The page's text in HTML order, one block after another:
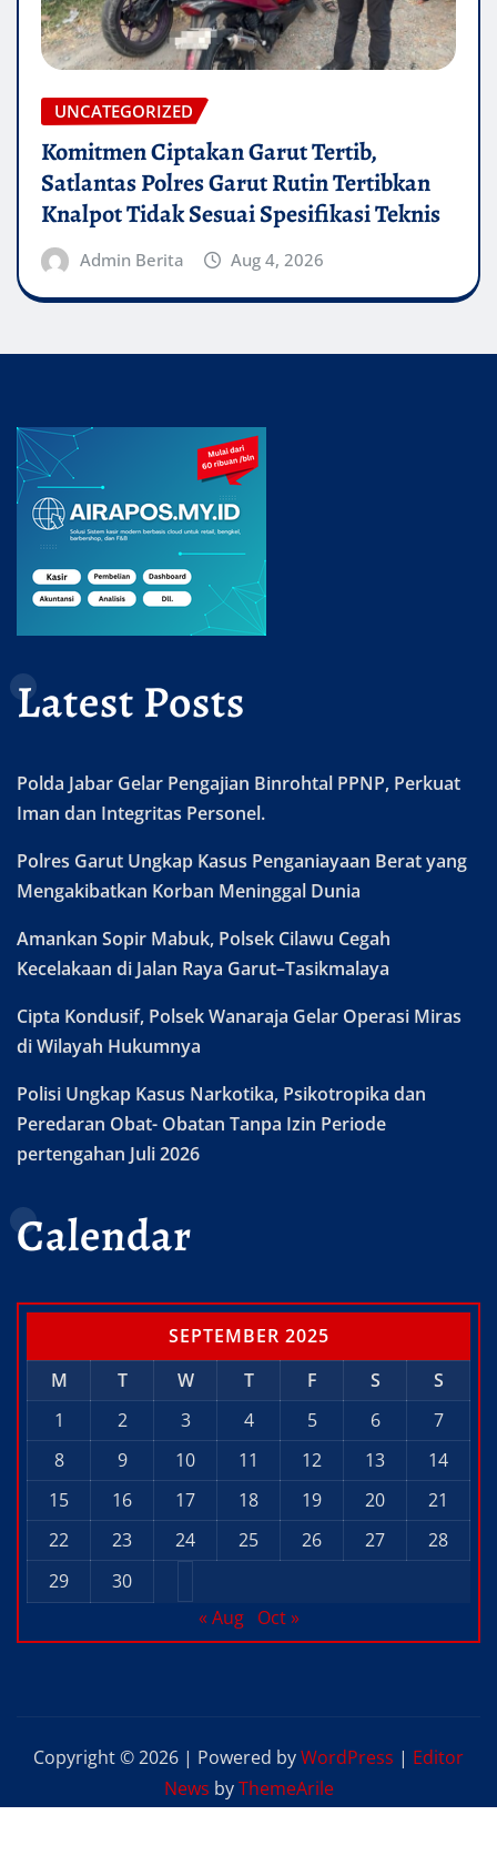
UNCATEGORIZED
Komitmen Ciptakan Garut Tertib,
Satlantas Polres Garut Rutin Tertibkan
Knalpot Tidak Sesuai Spesifikasi Teknis
Admin Berita Aug 4, 2026
Latest Posts
Polda Jabar Gelar Pengajian Binrohtal PPNP, Perkuat
Iman dan Integritas Personel.
Polres Garut Ungkap Kasus Penganiayaan Berat yang
Mengakibatkan Korban Meninggal Dunia
Amankan Sopir Mabuk, Polsek Cilawu Cegah
Kecelakaan di Jalan Raya Garut–Tasikmalaya
Cipta Kondusif, Polsek Wanaraja Gelar Operasi Miras
di Wilayah Hukumnya
Polisi Ungkap Kasus Narkotika, Psikotropika dan
Peredaran Obat- Obatan Tanpa Izin Periode
pertengahan Juli 2026
Calendar
SEPTEMBER 2025
M
T W T F S
S
1
2 3 4 5 6
7
8
9 10 11 12 13
14
15
16 17 18 19 20
21
22
23 24 25 26 27
28
29
30
« Aug
Oct »
Copyright © 2026 | Powered byWordPress | Editor
News byThemeArile